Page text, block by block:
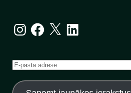
InstagramFacebook
X LinkedIn
E-
adrese